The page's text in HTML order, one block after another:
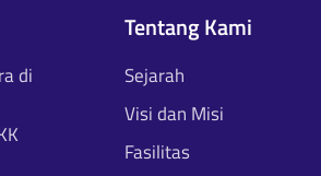
di
Tentang Kami
Sejarah
Visi dan Misi
Fasilitas